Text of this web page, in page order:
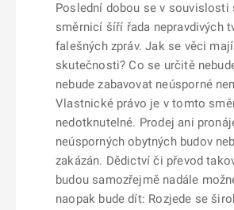
Poslední dobou se v souvislosti
směrnicí šíří řada nepravdivých
falešných zpráv. Jak se věci
skutečnosti? Co se určitě
nebude zabavovat neúsporné
Vlastnické právo je v tomto
nedotknutelné. Prodej ani
neúsporných obytných budov
zakázán. Dědictví či převod
budou samozřejmě nadále
naopak bude dít: Rozjede se